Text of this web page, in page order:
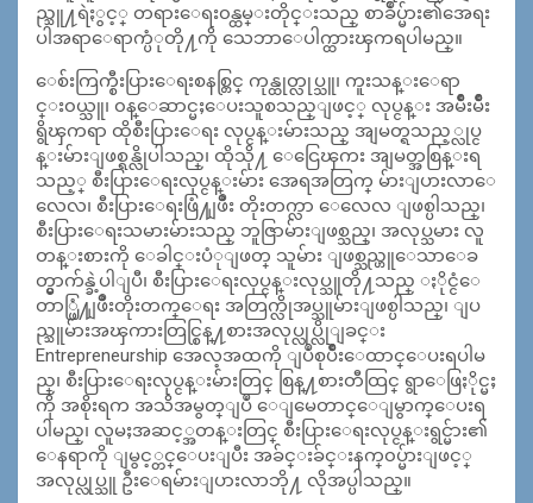
ည္သူ႔ရဲႏွင့္ တရားေရး၀န္ထမ္းတိုင္းသည္ စာခ်ဳပ္မ်ား၏အေရး
ပါအရာေရာက္ပံုတို႔ကို သေဘာေပါက္ထားၾကရပါမည္။
ေစ်းကြက္စီးပြားေရးစနစ္တြင္ ကုန္ထုတ္လုပ္သူ၊ ကူးသန္းေရာ
င္း၀ယ္သူ၊ ၀န္ေဆာင္မႈေပးသူစသည္ျဖင့္ လုပ္ငန္း အမ်ိဳးမ်ိဳး
ရွိၾကရာ ထိုစီးပြားေရး လုပ္ငန္းမ်ားသည္ အျမတ္ရသည့္လုပ္င
န္းမ်ားျဖစ္ရန္လိုပါသည္၊ ထိုသို႔ ေငြေၾကး အျမတ္အစြန္းရ
သည့္ စီးပြားေရးလုပ္ငန္းမ်ား အေရအတြက္ မ်ားျပားလာေ
လေလ၊ စီးပြားေရးဖြံ႔ျဖိဳး တိုးတက္လာ ေလေလ ျဖစ္ပါသည္၊
စီးပြားေရးသမားမ်ားသည္ ဘူဇြာမ်ားျဖစ္သည္၊ အလုပ္သမား လူ
တန္းစားကို ေခါင္းပံုျဖတ္ သူမ်ား ျဖစ္သည္ဟူေသာေခ
တ္မွာက်န္ခဲ့ပါျပီ၊ စီးပြားေရးလုပ္ငန္းလုပ္သူတို႔သည္ ႏိုင္ငံေ
တာ္ဖြံ႔ျဖိဳးတိုးတက္ေရး အတြက္လိုအပ္သူမ်ားျဖစ္ပါသည္၊ ျပ
ည္သူမ်ားအၾကားတြင္စြန္႔စားအလုပ္လုပ္လိုျခင္း
Entrepreneurship အေလ့အထကို ျပဳစုပ်ိဳးေထာင္ေပးရပါမ
ည္၊ စီးပြားေရးလုပ္ငန္းမ်ားတြင္ စြန္႔စားတီထြင္ ရွာေဖြႏိုင္မႈ
ကို အစိုးရက အသိအမွတ္ျပဳ ေျမေတာင္ေျမွာက္ေပးရ
ပါမည္၊ လူမႈအဆင့္အတန္းတြင္ စီးပြားေရးလုပ္ငန္းရွင္မ်ား၏
ေနရာကို ျမွင့္တင္ေပးျပီး အခ်င္းခ်င္းနက္၀ပ္မ်ားျဖင့္
အလုပ္လုပ္သူ ဦးေရမ်ားျပားလာဘို႔ လိုအပ္ပါသည္။